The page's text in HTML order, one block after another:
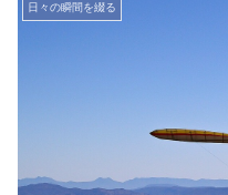
日々の瞬間を綴る